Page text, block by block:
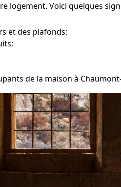
logement. Voici quelques
et des plafonds;
de la maison à